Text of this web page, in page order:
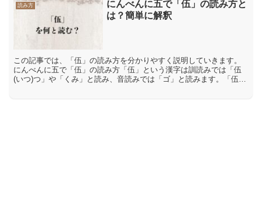
読み方
にんべんに五で「伍」の読み方と
は？簡単に解釈
この記事では、「伍」の読み方を分かりやすく説明していきます。
にんべんに五で「伍」の読み方「伍」という漢字は訓読みでは「伍
(いつ)つ」や「くみ」と読み、音読みでは「ゴ」と読みます。「伍」